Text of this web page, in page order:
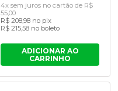
4x sem juros no cartão de R$
55,00
R$ 208,98 no pix
R$ 215,58 no boleto
ADICIONAR AO
CARRINHO